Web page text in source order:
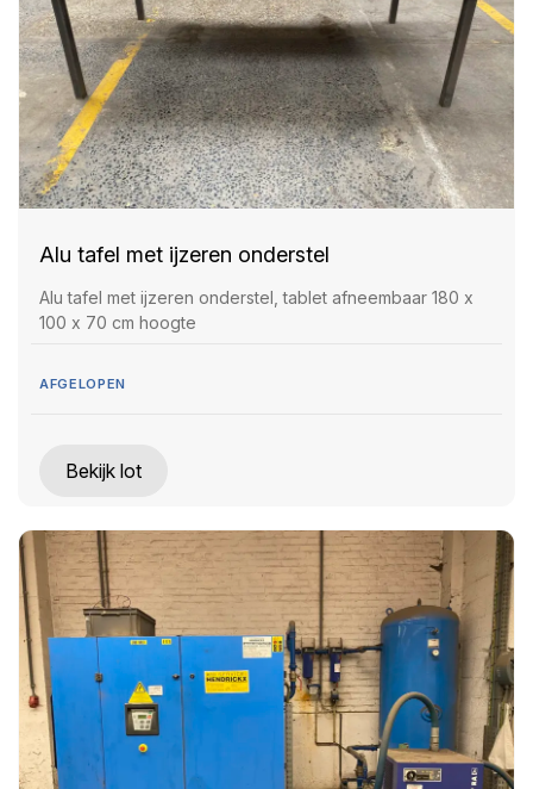
Alu tafel met ijzeren onderstel
Alu tafel met ijzeren onderstel, tablet afneembaar 180 x
100 x 70 cm hoogte
AFGELOPEN
Bekijk lot